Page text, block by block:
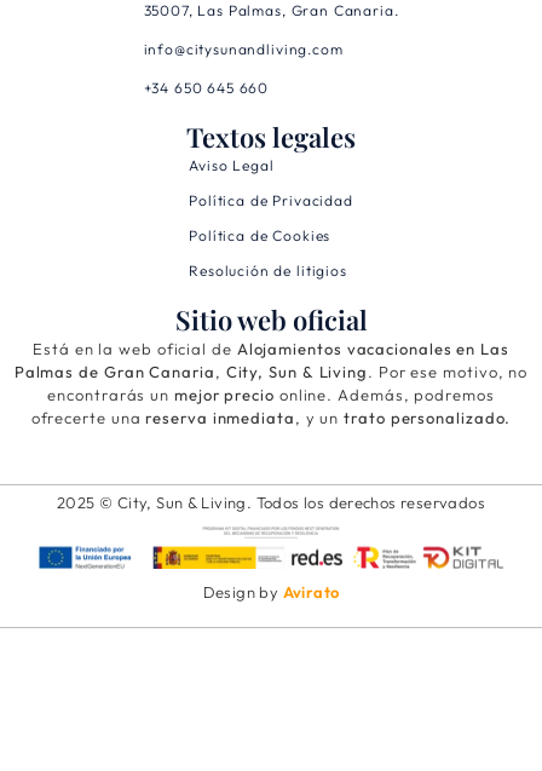
35007, Las Palmas, Gran Canaria.
info@citysunandliving.com
+34 650 645 660
Textos legales
Aviso Legal
Política de Privacidad
Política de Cookies
Resolución de litigios
Sitio web oficial
Está en la web oficial de Alojamientos vacacionales en Las
Palmas de Gran Canaria, City, Sun & Living. Por ese motivo, no
encontrarás un mejor precio online. Además, podremos
ofrecerte unareserva inmediata, y untrato personalizado.
2025 © City, Sun & Living. Todos los derechos reservados
Design by Avirato